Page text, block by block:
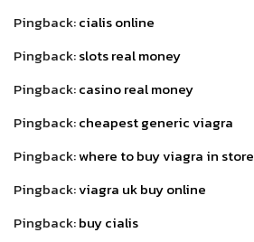
Pingback:cialis online
Pingback:slots real money
Pingback:casino real money
Pingback:cheapest generic viagra
Pingback:where to buy viagra in store
Pingback:viagra uk buy online
Pingback:buy cialis